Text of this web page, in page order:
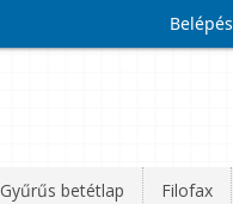
Belépés
Gyűrűs betétlap Filofax